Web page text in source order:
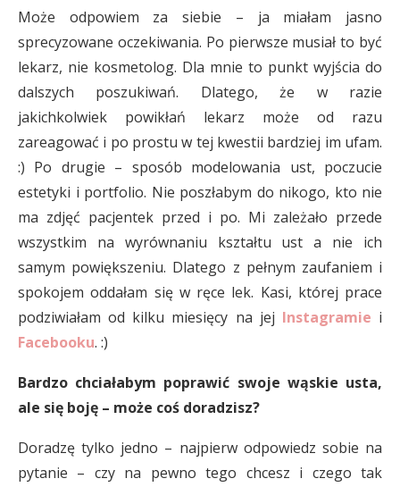
Może odpowiem za siebie – ja miałam jasno
sprecyzowane oczekiwania. Po pierwsze musiał to być
lekarz, nie kosmetolog. Dla mnie to punkt wyjścia do
dalszych poszukiwań. Dlatego, że w razie
jakichkolwiek powikłań lekarz może od razu
zareagować i po prostu w tej kwestii bardziej im ufam.
:) Po drugie – sposób modelowania ust, poczucie
estetyki i portfolio. Nie poszłabym do nikogo, kto nie
ma zdjęć pacjentek przed i po. Mi zależało przede
wszystkim na wyrównaniu kształtu ust a nie ich
samym powiększeniu. Dlatego z pełnym zaufaniem i
spokojem oddałam się w ręce lek. Kasi, której prace
podziwiałam od kilku miesięcy na jej Instagramie i
Facebooku. :)
Bardzo chciałabym poprawić swoje wąskie usta,
ale się boję – może coś doradzisz?
Doradzę tylko jedno – najpierw odpowiedz sobie na
pytanie – czy na pewno tego chcesz i czego tak